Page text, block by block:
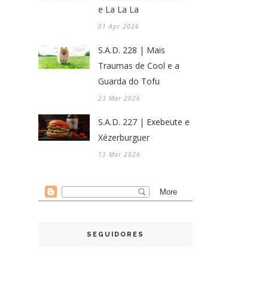
e La La La
01 Apr 2026
S.A.D. 228 | Mais
Traumas de Cool e a
Guarda do Tofu
23 Mar 2026
S.A.D. 227 | Exebeute e
Xézerburguer
13 Mar 2026
SEGUIDORES